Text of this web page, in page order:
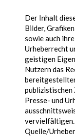
Der Inhalt
Bilder,
sowie auch
Urheberrecht
geistigen
Nutzern das
publizistischen
Presse- und
vervielfältigen.
Quelle/